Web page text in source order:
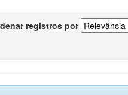
registros por